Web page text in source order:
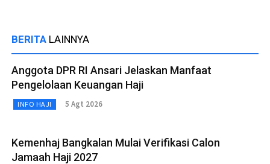
BERITA LAINNYA
Anggota DPR RI Ansari Jelaskan Manfaat
Pengelolaan Keuangan Haji
INFO HAJI 5 Agt 2026
Kemenhaj Bangkalan Mulai Verifikasi Calon
Jamaah Haji 2027